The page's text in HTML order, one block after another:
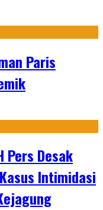
Paris
Pers Desak
Intimidasi